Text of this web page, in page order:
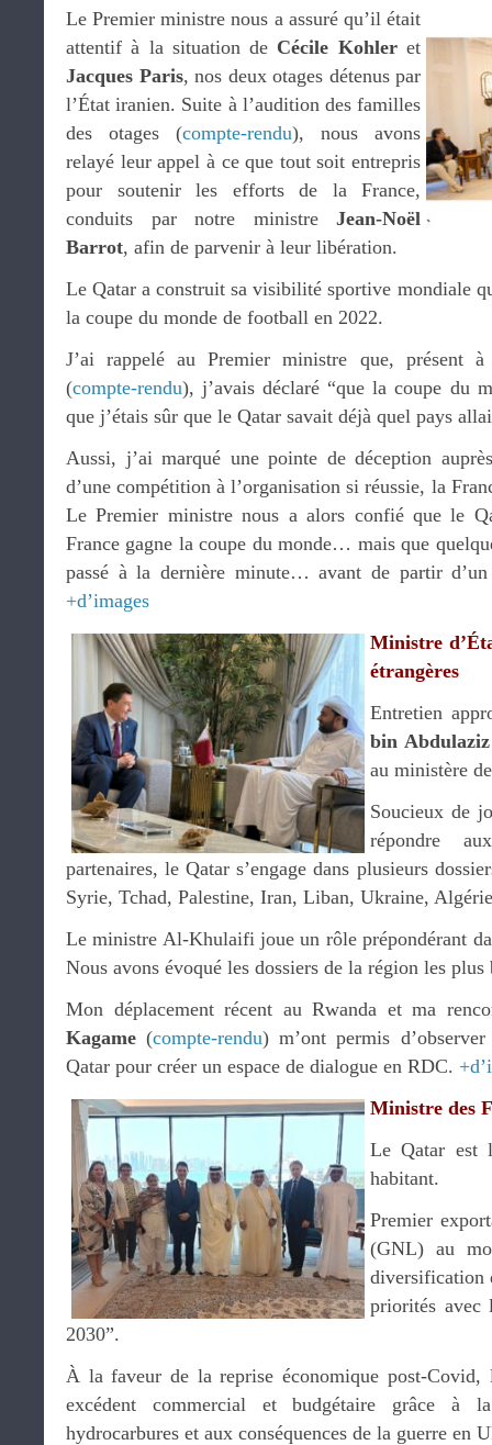
Le Premier ministre nous a assuré qu’il était
attentif à la situation de Cécile Kohleret
Jacques Paris, nos deux otages détenus par
l’État iranien. Suite à l’audition des familles
des otages (compte-rendu), nous avons
relayé leur appel à ce que tout soit entrepris
pour soutenir les efforts de la France,
conduits par notre ministre Jean-Noël
Barrot, afin de parvenir à leur libération.
Le Qatar a construit sa visibilité sportive mondiale
la coupe du monde de football en 2022.
J’ai rappelé au Premier ministre que, présent à
(compte-rendu), j’avais déclaré “que la coupe du
que j’étais sûr que le Qatar savait déjà quel pays
Aussi, j’ai marqué une pointe de déception
d’une compétition à l’organisation si réussie, la
Le Premier ministre nous a alors confié que le
France gagne la coupe du monde… mais que
passé à la dernière minute… avant de partir
+d’images
Ministre
étrangères
Entretien
bin
au ministère
Soucieux de
répondre
partenaires, le Qatar s’engage dans plusieurs
Syrie, Tchad, Palestine, Iran, Liban, Ukraine,
Le ministre Al-Khulaifi joue un rôle prépondérant
Nous avons évoqué les dossiers de la région les plus
Mon déplacement récent au Rwanda et ma
Kagame (compte-rendu) m’ont permis
Qatar pour créer un espace de dialogue en RDC.
Ministre des
Le Qatar est
habitant.
Premier
(GNL) au
diversification
priorités avec
2030”.
À la faveur de la reprise économique post-
excédent commercial et budgétaire grâce à
hydrocarbures et aux conséquences de la guerre en